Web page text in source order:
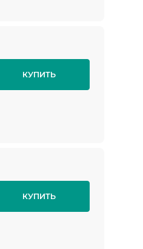
КУПИТЬ
КУПИТЬ